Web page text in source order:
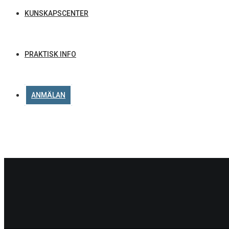
KUNSKAPSCENTER
PRAKTISK INFO
ANMÄLAN